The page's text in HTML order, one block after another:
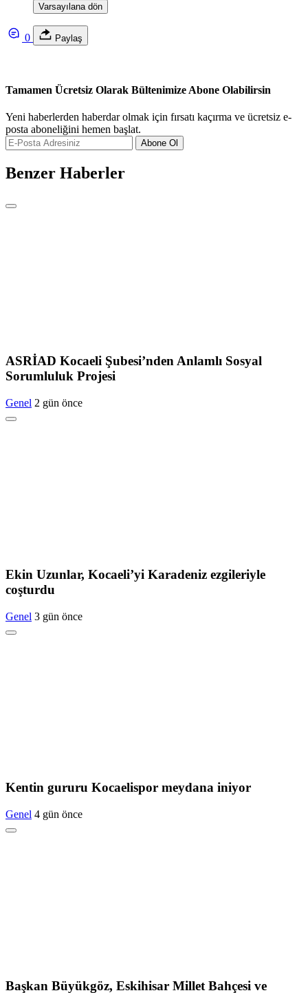
Varsayılana dön
0 Paylaş
Tamamen Ücretsiz Olarak Bültenimize Abone Olabilirsin
Yeni haberlerden haberdar olmak için fırsatı kaçırma ve ücretsiz e-
posta aboneliğini hemen başlat.
Abone Ol
Benzer Haberler
ASRİAD Kocaeli Şubesi’nden Anlamlı Sosyal
Sorumluluk Projesi
Genel 2 gün önce
Ekin Uzunlar, Kocaeli’yi Karadeniz ezgileriyle
coşturdu
Genel 3 gün önce
Kentin gururu Kocaelispor meydana iniyor
Genel 4 gün önce
Başkan Büyükgöz, Eskihisar Millet Bahçesi ve